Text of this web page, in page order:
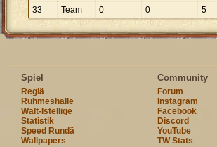
33
Team 0 0 5
Spiel
Reglä
Ruhmeshalle
Wält-Istellige
Statistik
Speed Rundä
Wallpapers
Community
Forum
Instagram
Facebook
Discord
YouTube
TW Stats